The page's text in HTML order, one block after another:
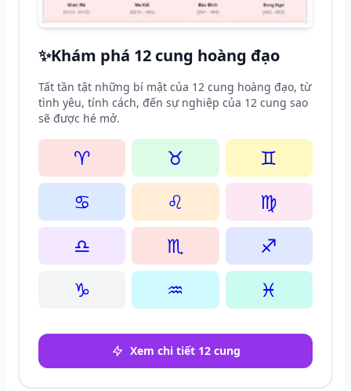
✨Khám phá 12 cung hoàng đạo
Tất tần tật những bí mật của 12 cung hoàng đạo, từ
tình yêu, tính cách, đến sự nghiệp của 12 cung sao
sẽ được hé mở.
♈ ♉
♊
♋
♌
♍
♎
♏
♐
♑
♒ ♓
Xem chi tiết 12 cung